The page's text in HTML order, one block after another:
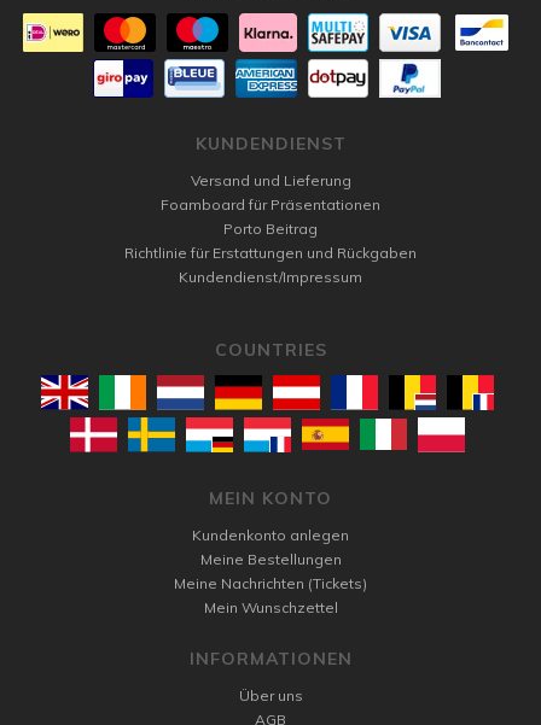
KUNDENDIENST
Versand und Lieferung
Foamboard für Präsentationen
Porto Beitrag
Richtlinie für Erstattungen und Rückgaben
Kundendienst/Impressum
COUNTRIES
MEIN KONTO
Kundenkonto anlegen
Meine Bestellungen
Meine Nachrichten (Tickets)
Mein Wunschzettel
INFORMATIONEN
Über uns
AGB